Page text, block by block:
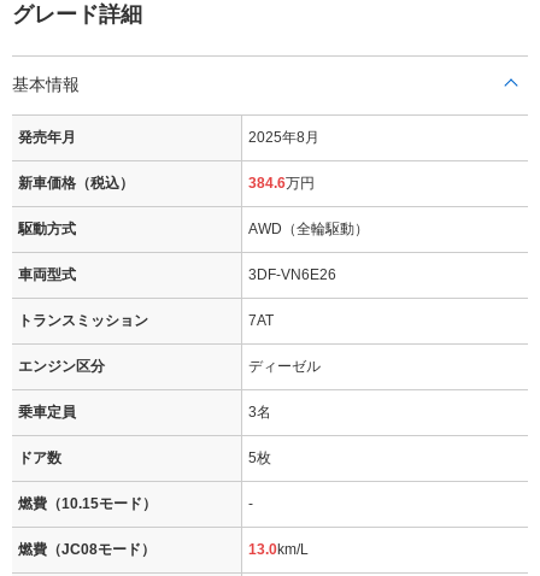
グレード詳細
基本情報
発売年月 2025年8月
新車価格（税込） 384.6万円
駆動方式 AWD（全輪駆動）
車両型式 3DF-VN6E26
トランスミッション 7AT
エンジン区分 ディーゼル
乗車定員 3名
ドア数 5枚
燃費（10.15モード） -
燃費（JC08モード） 13.0km/L